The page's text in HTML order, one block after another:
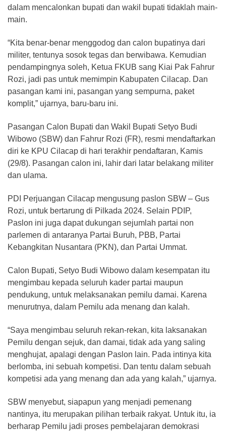
dalam mencalonkan bupati dan wakil bupati tidaklah main-
main.
“Kita benar-benar menggodog dan calon bupatinya dari
militer, tentunya sosok tegas dan berwibawa. Kemudian
pendampingnya soleh, Ketua FKUB sang Kiai Pak Fahrur
Rozi, jadi pas untuk memimpin Kabupaten Cilacap. Dan
pasangan kami ini, pasangan yang sempurna, paket
komplit,” ujarnya, baru-baru ini.
Pasangan Calon Bupati dan Wakil Bupati Setyo Budi
Wibowo (SBW) dan Fahrur Rozi (FR), resmi mendaftarkan
diri ke KPU Cilacap di hari terakhir pendaftaran, Kamis
(29/8). Pasangan calon ini, lahir dari latar belakang militer
dan ulama.
PDI Perjuangan Cilacap mengusung paslon SBW – Gus
Rozi, untuk bertarung di Pilkada 2024. Selain PDIP,
Paslon ini juga dapat dukungan sejumlah partai non
parlemen di antaranya Partai Buruh, PBB, Partai
Kebangkitan Nusantara (PKN), dan Partai Ummat.
Calon Bupati, Setyo Budi Wibowo dalam kesempatan itu
mengimbau kepada seluruh kader partai maupun
pendukung, untuk melaksanakan pemilu damai. Karena
menurutnya, dalam Pemilu ada menang dan kalah.
“Saya mengimbau seluruh rekan-rekan, kita laksanakan
Pemilu dengan sejuk, dan damai, tidak ada yang saling
menghujat, apalagi dengan Paslon lain. Pada intinya kita
berlomba, ini sebuah kompetisi. Dan tentu dalam sebuah
kompetisi ada yang menang dan ada yang kalah,” ujarnya.
SBW menyebut, siapapun yang menjadi pemenang
nantinya, itu merupakan pilihan terbaik rakyat. Untuk itu, ia
berharap Pemilu jadi proses pembelajaran demokrasi